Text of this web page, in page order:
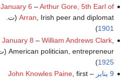
January 6 –Arthur Gore, 5th Earl of
Arran, Irish peer and diplomat (ت.
1901
)
January 8 – William Andrews Clark,
American politician, entrepreneur (ت.
1925
)
9 يناير
–
John Knowles Paine, first